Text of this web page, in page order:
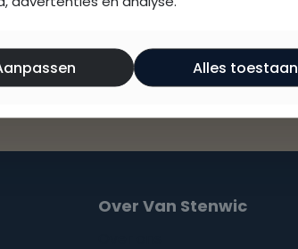
Over Van Stenwic
Alles toestaan